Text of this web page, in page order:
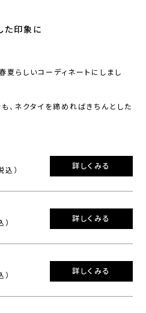
た印象に
夏らしいコーディネートにしまし
、ネクタイを締めればきちんとした
）
詳しくみる
詳しくみる
詳しくみる